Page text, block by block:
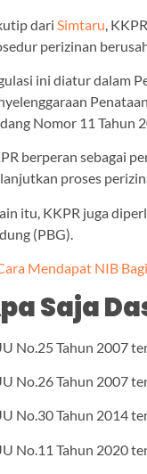
dari Simtaru ,
perizinan
ini diatur dalam
Nomor 11 Tahun
berperan sebagai
proses
itu, KKPR juga
(PBG).
Mendapat NIB
Saja
No.25 Tahun 2007
No.26 Tahun 2007
No.30 Tahun 2014
No.11 Tahun 2020